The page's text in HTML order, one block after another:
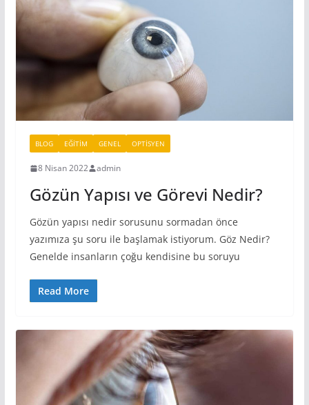
BLOG EĞITIM GENEL OPTISYEN
8 Nisan 2022 admin
Gözün Yapısı ve Görevi Nedir?
Gözün yapısı nedir sorusunu sormadan önce
yazımıza şu soru ile başlamak istiyorum. Göz Nedir?
Genelde insanların çoğu kendisine bu soruyu
Read More